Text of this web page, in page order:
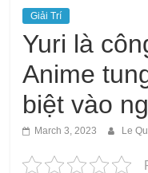
Giải Trí
Yuri là
Anime
biệt vào
March 3, 2023 Le